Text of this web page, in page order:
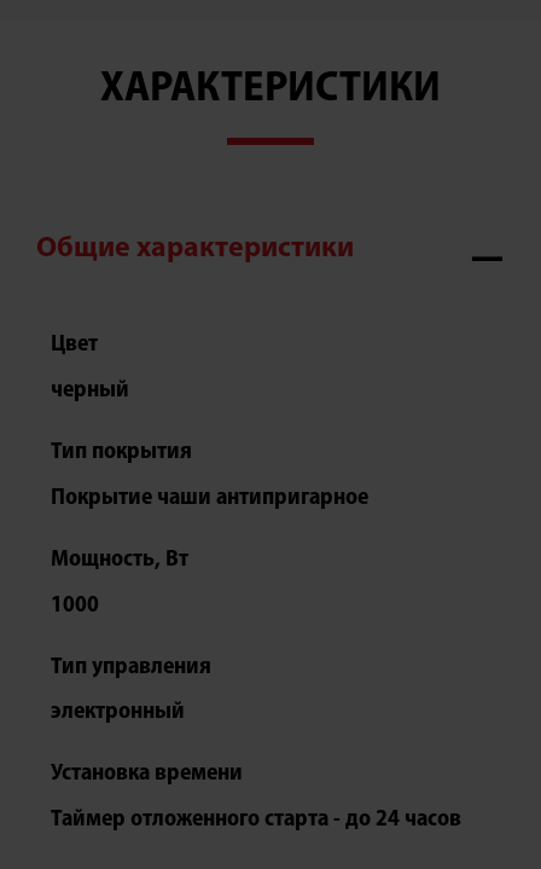
ХАРАКТЕРИСТИКИ
Общие характеристики
Цвет
черный
Тип покрытия
Покрытие чаши антипригарное
Мощность, Вт
1000
Тип управления
электронный
Установка времени
Таймер отложенного старта - до 24 часов